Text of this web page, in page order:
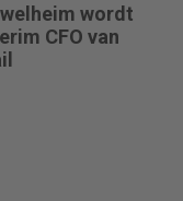
wordt
CFO van